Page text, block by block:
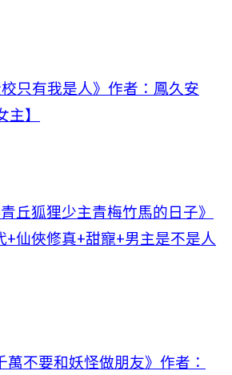
校只有我是人》作者：鳳久安
主】
青丘狐狸少主青梅竹馬的日子》
+仙俠修真+甜寵+男主是不是人
萬不要和妖怪做朋友》作者：